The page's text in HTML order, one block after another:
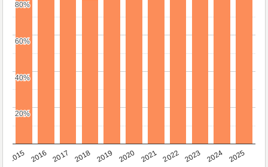
2015 2016 2017 2018 2019 2020 2021 2022 2023 2024 2025
20%
20%
40%
40%
60%
60%
80%
80%